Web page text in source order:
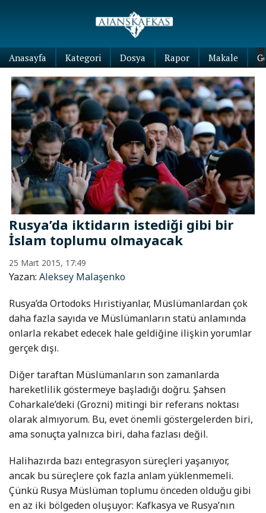
Anasayfa Kategori Dosya Rapor Makale
Rusya’da iktidarın istediği gibi bir
İslam toplumu olmayacak
25 Mart 2015, 17:49
Yazan: Aleksey Malaşenko
Rusya’da Ortodoks Hıristiyanlar, Müslümanlardan çok
daha fazla sayıda ve Müslümanların statü anlamında
onlarla rekabet edecek hale geldiğine ilişkin yorumlar
gerçek dışı.
Diğer taraftan Müslümanların son zamanlarda
hareketlilik göstermeye başladığı doğru. Şahsen
Coharkale’deki (Grozni) mitingi bir referans noktası
olarak almıyorum. Bu, evet önemli göstergelerden biri,
ama sonuçta yalnızca biri, daha fazlası değil.
Halihazırda bazı entegrasyon süreçleri yaşanıyor,
ancak bu süreçlere çok fazla anlam yüklenmemeli.
Çünkü Rusya Müslüman toplumu önceden olduğu gibi
en az iki bölgeden oluşuyor: Kafkasya ve Rusya’nın